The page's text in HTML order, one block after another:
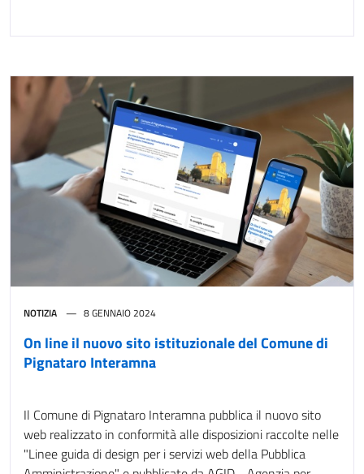
NOTIZIA 8 GENNAIO 2024
On line il nuovo sito istituzionale del Comune di
Pignataro Interamna
Il Comune di Pignataro Interamna pubblica il nuovo sito
web realizzato in conformità alle disposizioni raccolte nelle
"Linee guida di design per i servizi web della Pubblica